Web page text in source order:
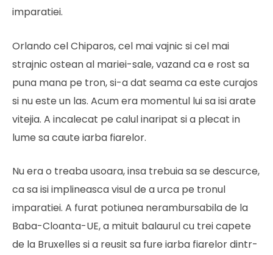
imparatiei.
Orlando cel Chiparos, cel mai vajnic si cel mai
strajnic ostean al mariei-sale, vazand ca e rost sa
puna mana pe tron, si-a dat seama ca este curajos
si nu este un las. Acum era momentul lui sa isi arate
vitejia. A incalecat pe calul inaripat si a plecat in
lume sa caute iarba fiarelor.
Nu era o treaba usoara, insa trebuia sa se descurce,
ca sa isi implineasca visul de a urca pe tronul
imparatiei. A furat potiunea nerambursabila de la
Baba-Cloanta-UE, a mituit balaurul cu trei capete
de la Bruxelles si a reusit sa fure iarba fiarelor dintr-